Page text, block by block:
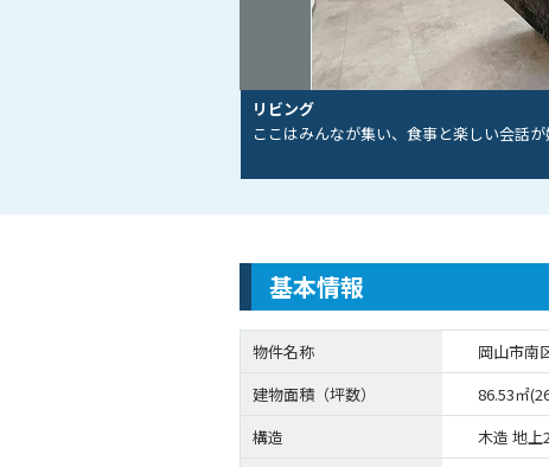
リビング
ここはみんなが集い、食事と楽しい会話が
基本情報
物件名称 岡山市南
建物面積（坪数）
86.53㎡
構造
木造 地上